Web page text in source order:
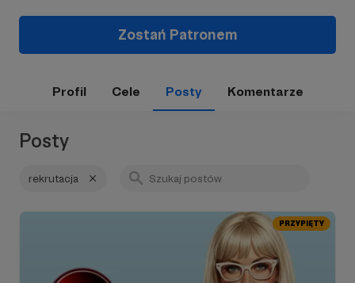
Zostań Patronem
Profil Cele Posty Komentarze
Posty
rekrutacja
PRZYPIĘTY